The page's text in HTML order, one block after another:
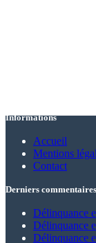
Informations
Accueil
Mentions
Contact
Derniers commentaires
Délinquance
Délinquance
Délinquance